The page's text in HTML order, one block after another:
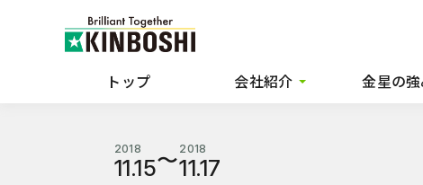
トップ 会社紹介 金星の
2018
11.15〜2018
11.17